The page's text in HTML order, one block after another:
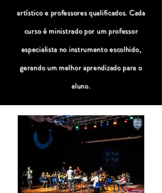
artístico e professores qualificados. Cada
curso é ministrado por um professor
especialista no instrumento escolhido,
gerando um melhor aprendizado para o
aluno.